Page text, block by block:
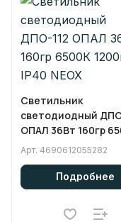
Светильник
светодиодный
ОПАЛ 36Вт 160гр
1200мм IP40 NEOX
Арт. 4690612055282
Подробнее